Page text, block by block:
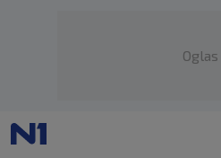
Oglas